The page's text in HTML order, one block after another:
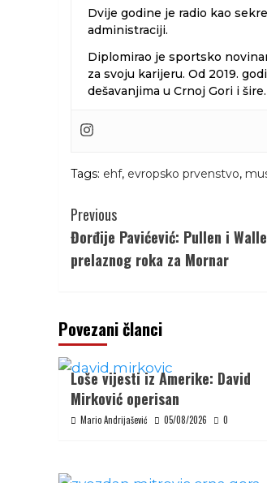
Dvije godine je radio kao
administraciji.
Diplomirao je sportsko
za svoju karijeru. Od 2019.
dešavanjima u Crnoj Gori i šire.
Tags: ehf, evropsko prvenstvo,
Continue
Reading
Previous
Đorđije Pavićević: Pullen i
prelaznog roka za Mornar
Povezani članci
Loše vijesti iz Amerike: David
Mirković operisan
Mario Andrijašević 05/08/2026 0